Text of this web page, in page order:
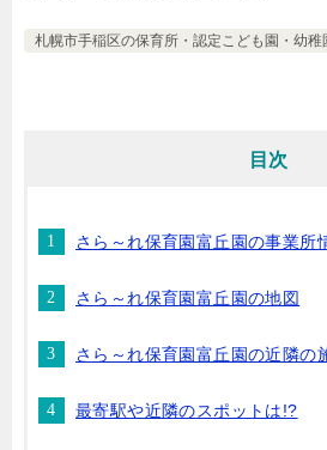
札幌市手稲区の保育所・認定こども園・幼稚
目次
さら～れ保育園富丘園の事業所
さら～れ保育園富丘園の地図
さら～れ保育園富丘園の近隣の
最寄駅や近隣のスポットは!?